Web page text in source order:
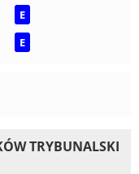
E
E
TRYBUNALSKI